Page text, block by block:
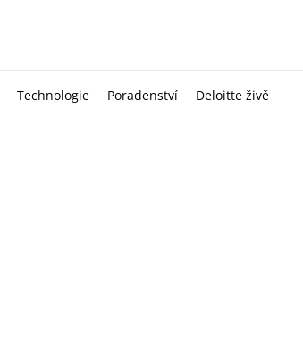
Technologie Poradenství Deloitte živě